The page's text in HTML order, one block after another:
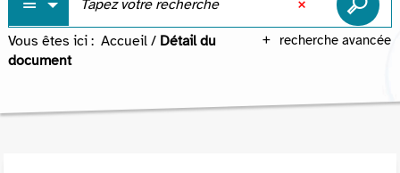
recherche avancée
Vous êtes ici : Accueil / Détail du
document